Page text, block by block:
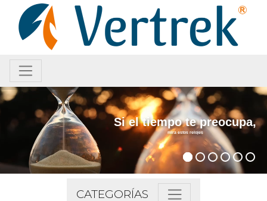
Si el tiempo te preocupa,
mira estos relojes
CATEGORÍAS